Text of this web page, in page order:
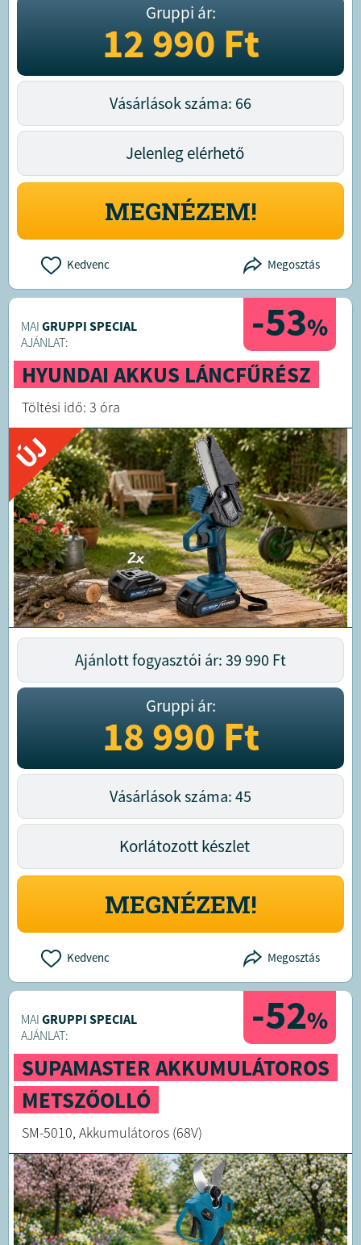
Gruppi ár:
12 990Ft
Vásárlások száma: 66
Jelenleg elérhető
MEGNÉZEM!
Kedvenc Megosztás
-53%
MAI GRUPPI SPECIAL
AJÁNLAT:
HYUNDAI AKKUS LÁNCFŰRÉSZ
Töltési idő: 3 óra
ÚJ
Ajánlott fogyasztói ár: 39 990 Ft
Gruppi ár:
18 990Ft
Vásárlások száma: 45
Korlátozott készlet
MEGNÉZEM!
Kedvenc Megosztás
-52%
MAI GRUPPI SPECIAL
AJÁNLAT:
SUPAMASTER AKKUMULÁTOROS
METSZŐOLLÓ
SM-5010, Akkumulátoros (68V)